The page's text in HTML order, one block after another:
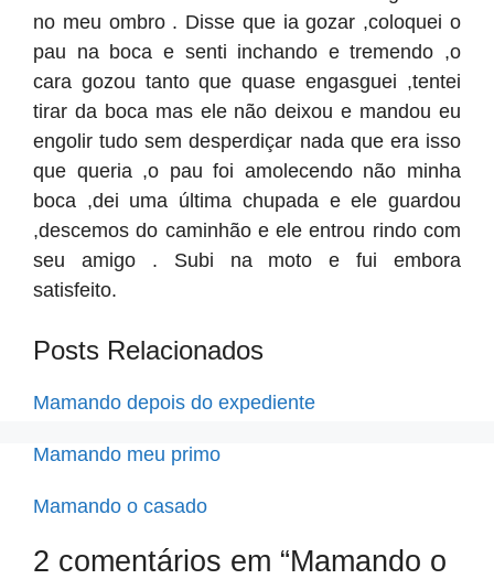
no meu ombro . Disse que ia gozar ,coloquei o
pau na boca e senti inchando e tremendo ,o
cara gozou tanto que quase engasguei ,tentei
tirar da boca mas ele não deixou e mandou eu
engolir tudo sem desperdiçar nada que era isso
que queria ,o pau foi amolecendo não minha
boca ,dei uma última chupada e ele guardou
,descemos do caminhão e ele entrou rindo com
seu amigo . Subi na moto e fui embora
satisfeito.
Posts Relacionados
Mamando depois do expediente
Mamando meu primo
Mamando o casado
2 comentários em “Mamando o